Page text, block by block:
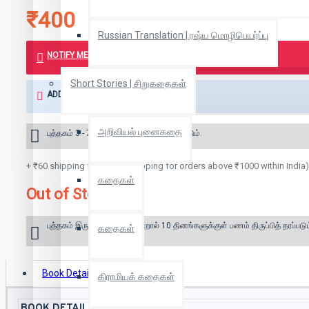
Russian Translation | ரஷ்ய மொழிபெயர்ப்பு
Short Stories | சிறுகதைகள்
அறிவியல் புனைகதை
கதைகள்
கதைகள்
கிராமியக் கதைகள்
₹400
NOTIFY ME WHEN BOOK IS AVAILABLE
ADD TO WISH LIST
புத்தகம் 3 - 7 நாட்களில் அனுப்பி வைக்கப்படும்.
+ ₹60 shipping fee* (Free shipping for orders above ₹1000 within India)
Out of Stock
புத்தகம் இருப்பில் இல்லை என்றால் 10 தினங்களுக்குள் பணம் திருப்பித்
Book Details Reviews